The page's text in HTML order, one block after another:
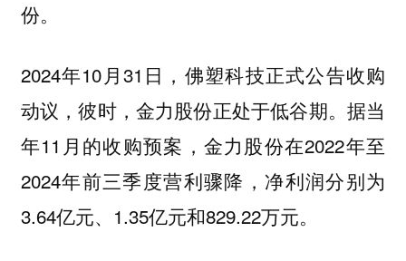
份。
2024年10月31日，佛塑科技正式公告收购
动议，彼时，金力股份正处于低谷期。据当
年11月的收购预案，金力股份在2022年至
2024年前三季度营利骤降，净利润分别为
3.64亿元、1.35亿元和829.22万元。